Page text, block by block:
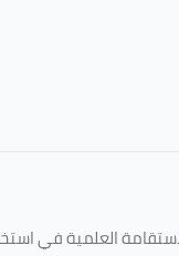
العلمية في